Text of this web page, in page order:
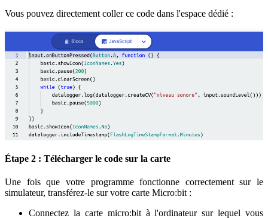
Vous pouvez directement coller ce code dans l'espace dédié :
Étape 2 : Télécharger le code sur la carte
Une fois que votre programme fonctionne correctement sur le
simulateur, transférez-le sur votre carte Micro:bit :
Connectez la carte micro:bità l'ordinateur sur lequel vous